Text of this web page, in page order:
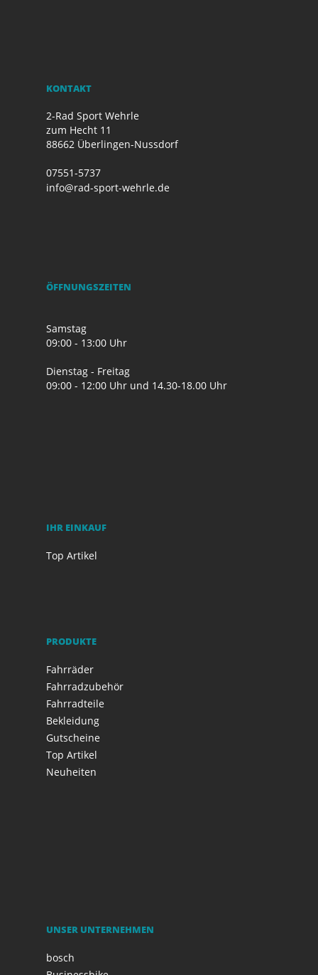
KONTAKT
2-Rad Sport Wehrle
zum Hecht 11
88662 Überlingen-Nussdorf
07551-5737
info@rad-sport-wehrle.de
ÖFFNUNGSZEITEN
Samstag
09:00 - 13:00 Uhr
Dienstag - Freitag
09:00 - 12:00 Uhr und 14.30-18.00 Uhr
IHR EINKAUF
Top Artikel
PRODUKTE
Fahrräder
Fahrradzubehör
Fahrradteile
Bekleidung
Gutscheine
Top Artikel
Neuheiten
UNSER UNTERNEHMEN
bosch